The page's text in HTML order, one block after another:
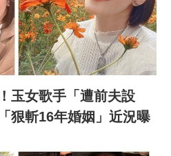
玉女歌手「遭前夫設
狠斬16年婚姻」近況曝